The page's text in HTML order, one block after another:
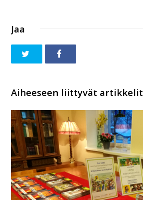
Jaa
Aiheeseen liittyvät artikkelit